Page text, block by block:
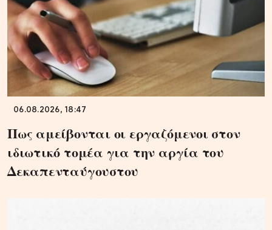
06.08.2026, 18:47
Πως αμείβονται οι εργαζόμενοι στον
ιδιωτικό τομέα για την αργία του
Δεκαπενταύγουστου